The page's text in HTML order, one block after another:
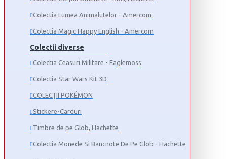
Colectia Lumea Animalutelor - Amercom
Colectia Magic Happy English - Amercom
Colectii diverse
Colectia Ceasuri Militare - Eaglemoss
Colectia Star Wars Kit 3D
COLECȚII POKÉMON
Stickere-Carduri
Timbre de pe Glob, Hachette
Colectia Monede Si Bancnote De Pe Glob - Hachette